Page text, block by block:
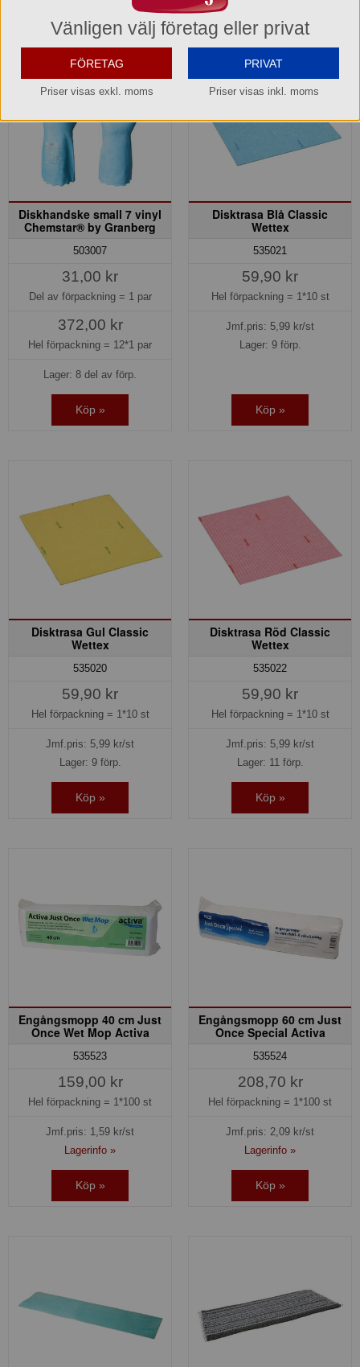
Diskhandske small 7 vinyl
Chemstar® by Granberg
503007
31,00 kr
Del av förpackning = 1 par
372,00 kr
Hel förpackning = 12*1 par
Lager: 8 del av förp.
Köp »
Disktrasa Blå Classic
Wettex
535021
59,90 kr
Hel förpackning = 1*10 st
Jmf.pris: 5,99 kr/st
Lager: 9 förp.
Köp »
Disktrasa Gul Classic
Wettex
535020
59,90 kr
Hel förpackning = 1*10 st
Jmf.pris: 5,99 kr/st
Lager: 9 förp.
Köp »
Disktrasa Röd Classic
Wettex
535022
59,90 kr
Hel förpackning = 1*10 st
Jmf.pris: 5,99 kr/st
Lager: 11 förp.
Köp »
Engångsmopp 40 cm Just
Once Wet Mop Activa
535523
159,00 kr
Hel förpackning = 1*100 st
Jmf.pris: 1,59 kr/st
Lagerinfo »
Köp »
Engångsmopp 60 cm Just
Once Special Activa
535524
208,70 kr
Hel förpackning = 1*100 st
Jmf.pris: 2,09 kr/st
Lagerinfo »
Köp »
Vänligen välj företag eller privat
FÖRETAG
Priser visas exkl. moms
PRIVAT
Priser visas inkl. moms